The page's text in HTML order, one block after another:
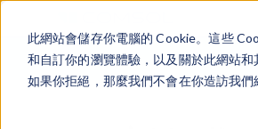
此網站會儲存你電腦的 Cookie。這些
和自訂你的瀏覽體驗，以及關於此網站
如果你拒絕，那麼我們不會在你造訪我